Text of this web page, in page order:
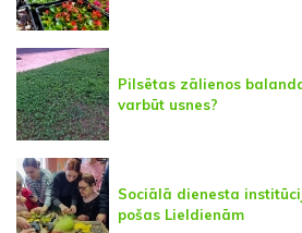
Pilsētas zālienos
varbūt usnes?
Sociālā dienesta
pošas Lieldienām